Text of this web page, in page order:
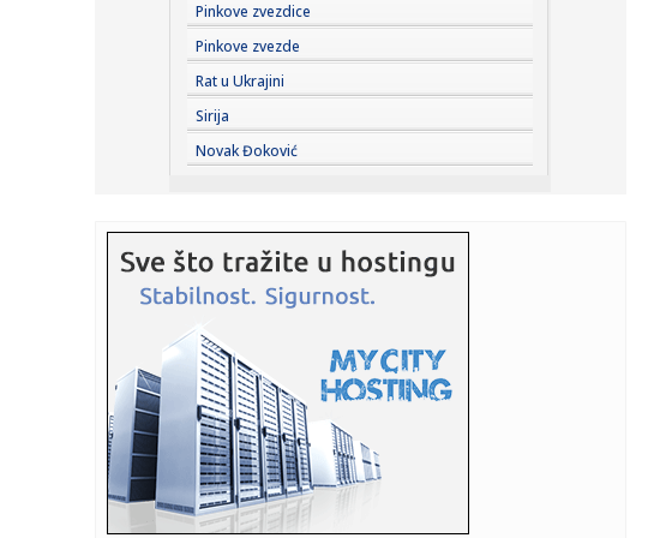
08:17:Drama u Njujorku: Šta će biti sa Porterom?
08:13:Трамп именовао Вила Шарфа за ...
08:16:Vode Vojvodine: Dok drugi kritikuju, mi radimo! Problem
vodostaja...
08:14: AMSS upozorava: "Naoružajte se strpljenjem"; Na
granicama se če...
08:12:
sam dug...
08:10:Репертоар Српског народног ...
08:12:FOTO Satelitski snimci: Pogledajte štetu u Deliblatskoj
peščar...
08:11:Dve bebe rođene u leskovačkom porodilištu
Pinkove zvezdice
Pinkove zvezde
Rat u Ukrajini
Sirija
Novak Đoković